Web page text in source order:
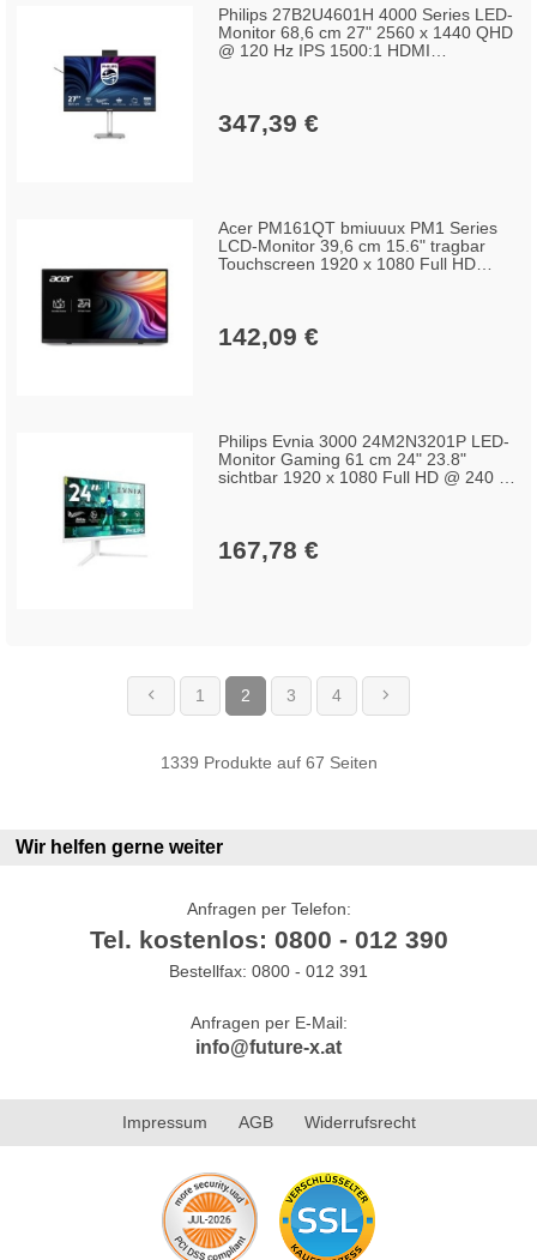
Philips 27B2U4601H 4000 Series LED-
Monitor 68,6 cm 27" 2560 x 1440 QHD
@ 120 Hz IPS 1500:1 HDMI
347,39 €
Acer PM161QT bmiuuux PM1 Series
LCD-Monitor 39,6 cm 15.6" tragbar
Touchscreen 1920 x 1080 Full HD
142,09 €
Philips Evnia 3000 24M2N3201P LED-
Monitor Gaming 61 cm 24" 23.8"
sichtbar 1920 x 1080 Full HD @ 240 Hz
167,78 €
1 2 (current)
3 4
1339 Produkte auf 67 Seiten
Wir helfen gerne weiter
Anfragen per Telefon:
Tel. kostenlos: 0800 - 012 390
Bestellfax: 0800 - 012 391
Anfragen per E-Mail:
info@future-x.at
Impressum AGB Widerrufsrecht